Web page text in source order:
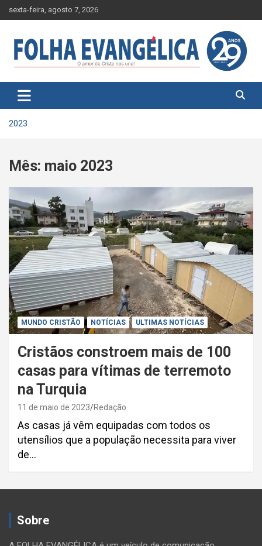
to
sexta-feira, agosto 7, 2026
2023
Mês: maio 2023
MUNDO CRISTÃO NOTÍCIAS ULTIMAS NOTÍCIAS
Cristãos constroem mais de 100
casas para vítimas de terremoto
na Turquia
11 de maio de 2023 Redação
As casas já vêm equipadas com todos os
utensílios que a população necessita para viver
de…
Sobre